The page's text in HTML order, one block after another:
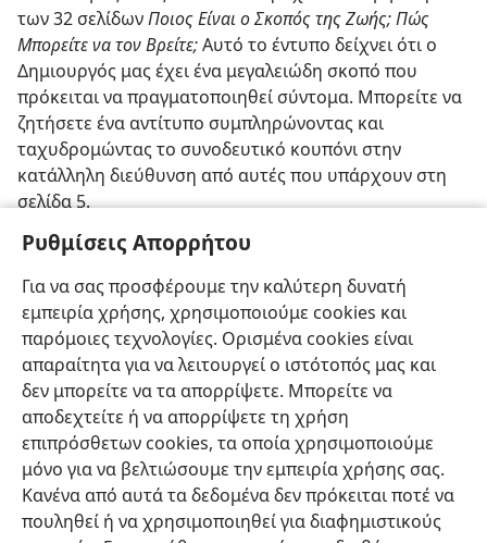
Ρυθμίσεις Απορρήτου
Για να σας προσφέρουμε την καλύτερη δυνατή
εμπειρία χρήσης, χρησιμοποιούμε cookies και
παρόμοιες τεχνολογίες. Ορισμένα cookies είναι
απαραίτητα για να λειτουργεί ο ιστότοπός μας και
δεν μπορείτε να τα απορρίψετε. Μπορείτε να
αποδεχτείτε ή να απορρίψετε τη χρήση
επιπρόσθετων cookies, τα οποία χρησιμοποιούμε
μόνο για να βελτιώσουμε την εμπειρία χρήσης σας.
Κανένα από αυτά τα δεδομένα δεν πρόκειται ποτέ να
πουληθεί ή να χρησιμοποιηθεί για διαφημιστικούς
των 32 σελίδωνΠοιος Είναι ο Σκοπός της Ζωής; Πώς
Μπορείτε να τον Βρείτε;Αυτό το έντυπο δείχνει ότι ο
Δημιουργός μας έχει ένα μεγαλειώδη σκοπό που
πρόκειται να πραγματοποιηθεί σύντομα. Μπορείτε να
ζητήσετε ένα αντίτυπο συμπληρώνοντας και
ταχυδρομώντας το συνοδευτικό κουπόνι στην
κατάλληλη διεύθυνση από αυτές που υπάρχουν στη
σελίδα 5.
□ Στείλτε μου το ειδικό βιβλιάριο
□ Παρακαλώ επικοινωνήστε μαζί μου για μια δωρεάν
οικιακή Γραφική μελέτη.
Ελληνική Κοινή Χρήση Προτιμήσεις
Copyright© 2026 Watch Tower Bible and Tract Society of Pennsylvania
Όροι Χρήσης Πολιτική Απορρήτου
Ρυθμίσεις Απορρήτου
JW.ORG
Σύνδεση